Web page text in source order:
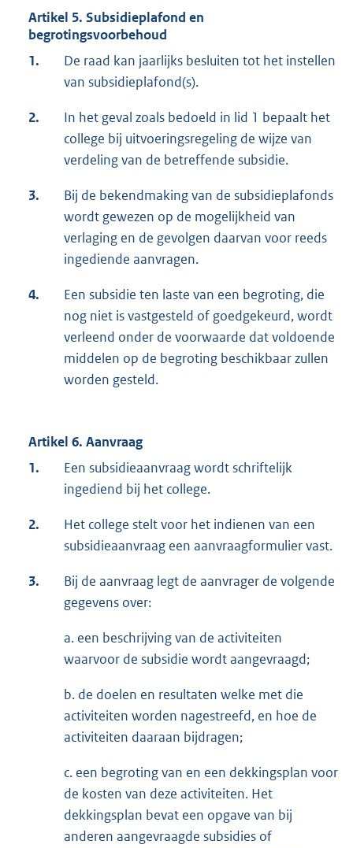
Artikel 5. Subsidieplafond en
begrotingsvoorbehoud
1.
De raad kan jaarlijks besluiten tot het instellen
van subsidieplafond(s).
2.
In het geval zoals bedoeld in lid 1 bepaalt het
college bij uitvoeringsregeling de wijze van
verdeling van de betreffende subsidie.
3.
Bij de bekendmaking van de subsidieplafonds
wordt gewezen op de mogelijkheid van
verlaging en de gevolgen daarvan voor reeds
ingediende aanvragen.
4.
Een subsidie ten laste van een begroting, die
nog niet is vastgesteld of goedgekeurd, wordt
verleend onder de voorwaarde dat voldoende
middelen op de begroting beschikbaar zullen
worden gesteld.
Artikel 6. Aanvraag
1.
Een subsidieaanvraag wordt schriftelijk
ingediend bij het college.
2.
Het college stelt voor het indienen van een
subsidieaanvraag een aanvraagformulier vast.
3.
Bij de aanvraag legt de aanvrager de volgende
gegevens over:
a. een beschrijving van de activiteiten
waarvoor de subsidie wordt aangevraagd;
b. de doelen en resultaten welke met die
activiteiten worden nagestreefd, en hoe de
activiteiten daaraan bijdragen;
c. een begroting van en een dekkingsplan voor
de kosten van deze activiteiten. Het
dekkingsplan bevat een opgave van bij
anderen aangevraagde subsidies of